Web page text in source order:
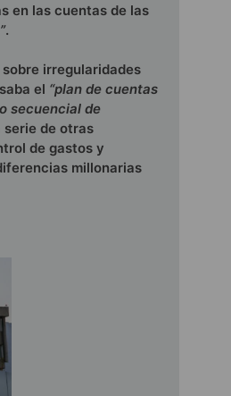
en las cuentas de las
.
irregularidades
el “plan de cuentas
secuencial de
serie de otras
de gastos y
millonarias